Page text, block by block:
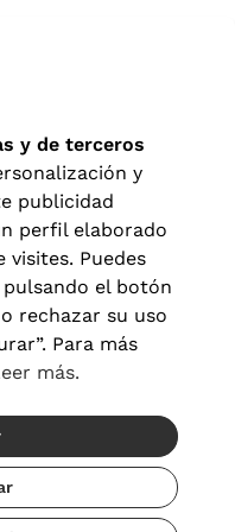
de todos escoger. ¡Te
|Términos y condiciones|
y de terceros
y
publicidad
perfil elaborado
visites. Puedes
el botón
rechazar su uso
Para más
más.